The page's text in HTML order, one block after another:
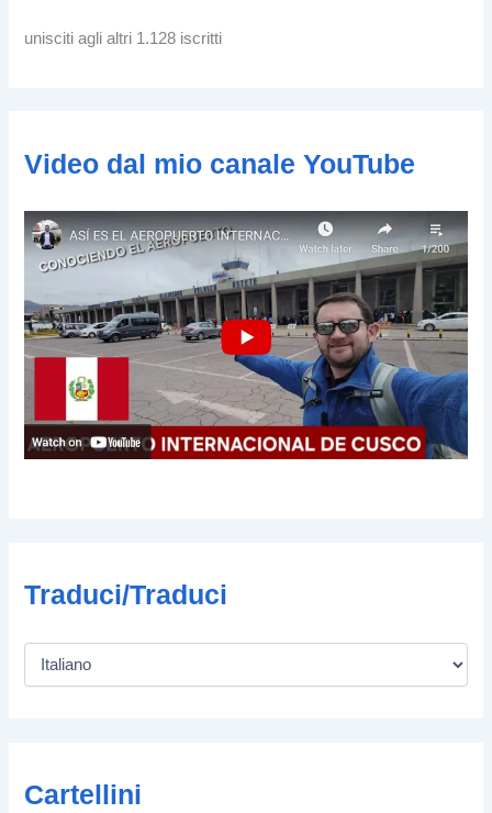
z
a
unisciti agli altri 1.128 iscritti
Video dal mio canale YouTube
Traduci/Traduci
Cartellini